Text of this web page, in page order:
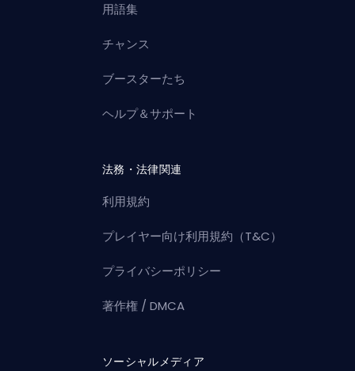
用語集
チャンス
ブースターたち
ヘルプ＆サポート
法務・法律関連
利用規約
プレイヤー向け利用規約（T&C）
プライバシーポリシー
著作権 / DMCA
ソーシャルメディア